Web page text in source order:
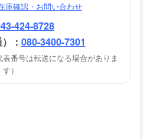
庫確認・お問い合わせ
424-8728
： 080-3400-7301
表番号は転送になる場合がありま
す）